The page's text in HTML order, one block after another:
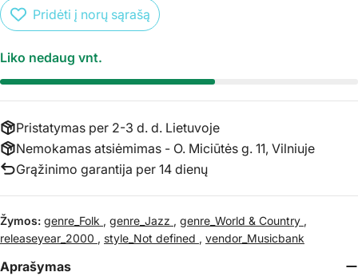
Pridėti į norų sąrašą
Liko nedaug vnt.
Pristatymas per 2-3 d. d. Lietuvoje
Nemokamas atsiėmimas - O. Miciūtės g. 11, Vilniuje
Grąžinimo garantija per 14 dienų
Žymos: genre_Folk , genre_Jazz , genre_World & Country ,
releaseyear_2000 , style_Not defined , vendor_Musicbank
Aprašymas